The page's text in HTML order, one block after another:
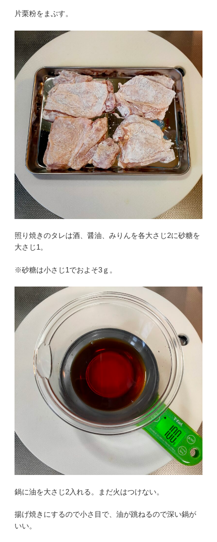
片栗粉をまぶす。
照り焼きのタレは酒、醤油、みりんを各大さじ2に砂糖を
大さじ1。
※砂糖は小さじ1でおよそ3ｇ。
鍋に油を大さじ2入れる。まだ火はつけない。
揚げ焼きにするので小さ目で、油が跳ねるので深い鍋が
いい。